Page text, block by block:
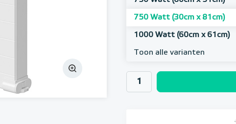
750 Watt (30cm x 81cm)
1000 Watt (60cm x 61cm)
Toon alle varianten